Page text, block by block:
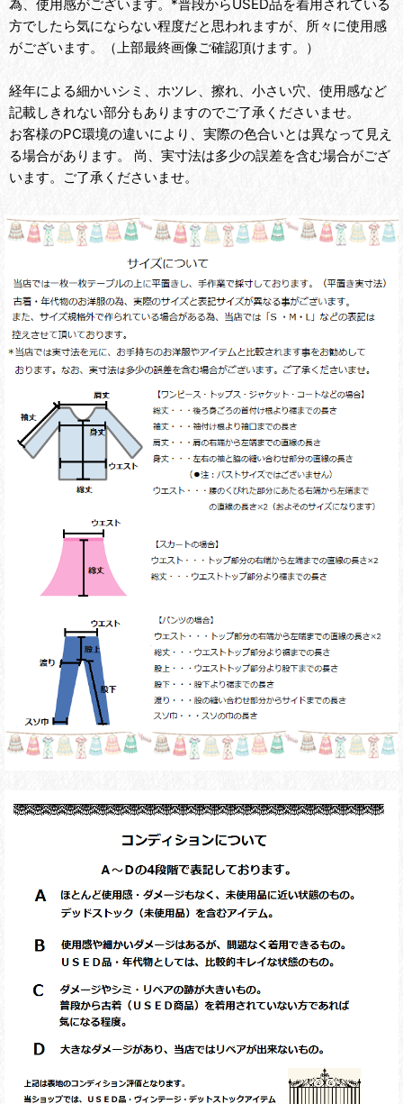
為、使用感がございます。*普段からUSED品を着用されている
方でしたら気にならない程度だと思われますが、所々に使用感
がございます。（上部最終画像ご確認頂けます。）
経年による細かいシミ、ホツレ、擦れ、小さい穴、使用感など
記載しきれない部分もありますのでご了承くださいませ。
お客様のPC環境の違いにより、実際の色合いとは異なって見え
る場合があります。 尚、実寸法は多少の誤差を含む場合がござ
います。ご了承くださいませ。